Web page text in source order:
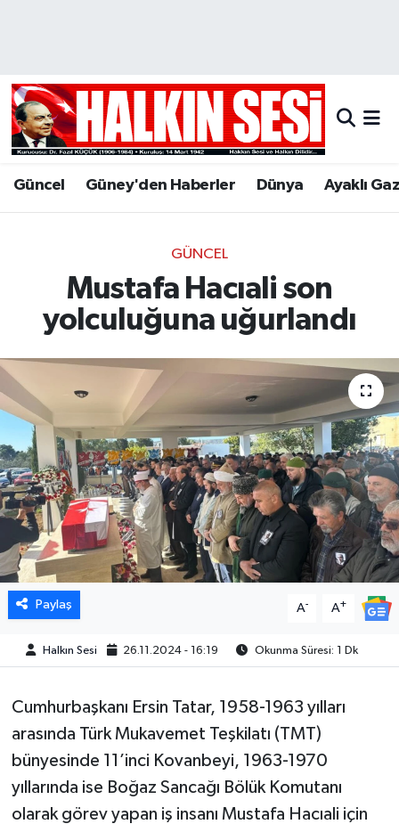
Güncel Güney'den Haberler Dünya Ayaklı
GÜNCEL
Mustafa Hacıali son
yolculuğuna uğurlandı
Paylaş A- A+
Halkın Sesi 26.11.2024 - 16:19 Okunma Süresi: 1 Dk
Cumhurbaşkanı Ersin Tatar, 1958-1963 yılları
arasında Türk Mukavemet Teşkilatı (TMT)
bünyesinde 11’inci Kovanbeyi, 1963-1970
yıllarında ise Boğaz Sancağı Bölük Komutanı
olarak görev yapan iş insanı Mustafa Hacıali için
Hava Durumu
Trafik Durumu
Son Dakika Haberleri
Haber Arşivi